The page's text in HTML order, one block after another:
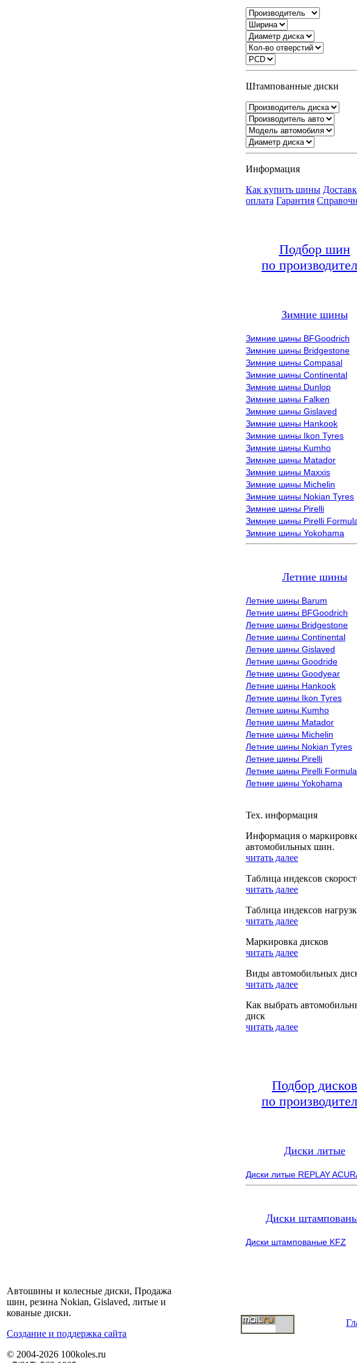
Штампованные диски
Информация
Как купить шины
оплата Гарантия
Подбор шин
по
Зимние шины
Зимние шины BFGoodrich
Зимние шины Bridgestone
Зимние шины Compasal
Зимние шины Continental
Зимние шины Dunlop
Зимние шины Falken
Зимние шины Gislaved
Зимние шины Hankook
Зимние шины Ikon Tyres
Зимние шины Kumho
Зимние шины Matador
Зимние шины Maxxis
Зимние шины Michelin
Зимние шины Nokian Tyres
Зимние шины Pirelli
Зимние шины Pirelli
Зимние шины Yokohama
Летние шины
Летние шины Barum
Летние шины BFGoodrich
Летние шины Bridgestone
Летние шины Continental
Летние шины Gislaved
Летние шины Goodride
Летние шины Goodyear
Летние шины Hankook
Летние шины Ikon Tyres
Летние шины Kumho
Летние шины Matador
Летние шины Michelin
Летние шины Nokian Tyres
Летние шины Pirelli
Летние шины Pirelli Formula
Летние шины Yokohama
Тех. информация
Информация о
автомобильных шин.
читать далее
Таблица индексов
читать далее
Таблица индексов
читать далее
Маркировка дисков
читать далее
Виды автомобильных
читать далее
Как выбрать
диск
читать далее
Подбор дисков
по
Диски литые
Диски литые REPLAY
Диски
Диски штампованые KFZ
Автошины и колесные диски, Продажа
шин, резина Nokian, Gislaved, литые и
кованые диски.
Cоздание и поддержка сайта
© 2004-2026 100koles.ru